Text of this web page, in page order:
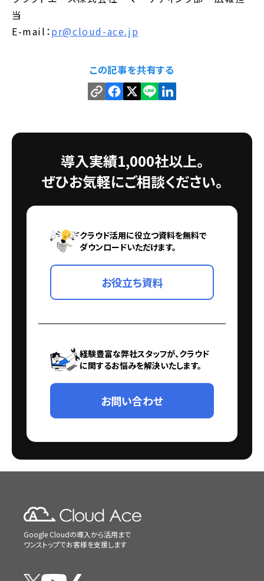
当
E-mail：pr@cloud-ace.jp
この記事を共有する
導入実績1,000社以上。
ぜひお気軽にご相談ください。
クラウド活用に役立つ資料を無料で
ダウンロードいただけます。
お役立ち資料
経験豊富な弊社スタッフが、クラウド
に関するお悩みを解決いたします。
お問い合わせ
Google Cloudの導入から活用まで
ワンストップでお客様を支援します